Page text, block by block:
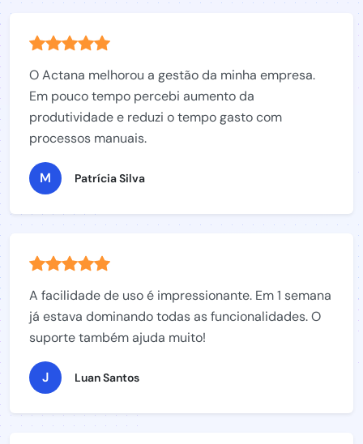
O Actana melhorou a gestão da minha empresa.
Em pouco tempo percebi aumento da
produtividade e reduzi o tempo gasto com
processos manuais.
M Patrícia Silva
A facilidade de uso é impressionante. Em 1 semana
já estava dominando todas as funcionalidades. O
suporte também ajuda muito!
J Luan Santos